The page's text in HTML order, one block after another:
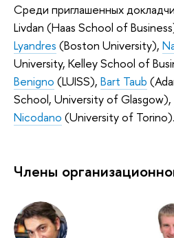
Среди приглашенных
Livdan (Haas School of
Lyandres (Boston University),
University, Kelley School of
Benigno (LUISS), Bart Taub
School, University of Glasgow),
Nicodano (University of Torino).
Члены